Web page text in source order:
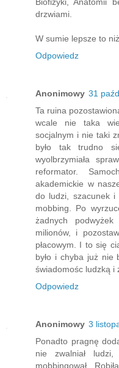
drzwiami.
W sumie lepsze to
Odpowiedz
Anonimowy 31
Ta ruina
wcale nie taka
socjalnym i nie taki
było tak trudno
wyolbrzymiała
reformator.
akademickie w
do ludzi, szacunek i
mobbing. Po
żadnych
milionów, i
płacowym. I to się
było i chyba już nie
świadomośc ludzką i
Odpowiedz
Anonimowy 3
Ponadto pragnę
nie zwalniał
mobbingował.